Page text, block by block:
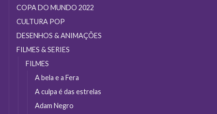
COPA DO MUNDO 2022
CULTURA POP
DESENHOS & ANIMAÇÕES
FILMES & SERIES
FILMES
A bela e a Fera
A culpa é das estrelas
Adam Negro